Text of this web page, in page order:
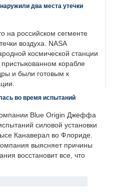
два места утечки
на российском сегменте
воздуха. NASA
космической станции
корабле
и были готовым к
во время испытаний
Blue Origin Джеффа
силовой установки
Канаверал во Флориде.
выясняет причины
восстановит все, что